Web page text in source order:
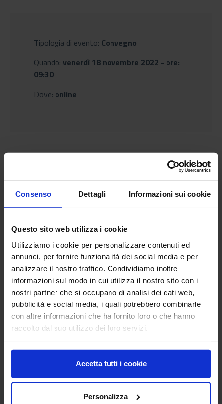
Consenso Dettagli Informazioni sui cookie
Questo sito web utilizza i cookie
Utilizziamo i cookie per personalizzare contenuti ed
annunci, per fornire funzionalità dei social media e per
analizzare il nostro traffico. Condividiamo inoltre
informazioni sul modo in cui utilizza il nostro sito con i
nostri partner che si occupano di analisi dei dati web,
pubblicità e social media, i quali potrebbero combinarle
con altre informazioni che ha fornito loro o che hanno
raccolto dal suo utilizzo dei loro servizi.
Accetta tutti i cookie
Personalizza
Tipologia di evento: Convegno
Quando: venerdì 18 novembre 2022 - ore:
09:30
Dove: online
Nella I sessione dell'evento verranno documentati gli aspetti
fitosanitari salienti della stagione vegetativa passata e le
l'impatto della siccità sulle colture e le evoluzioni delle
principali fitopatie nei vigneti.
La II sessione, invece, sarà incentrata sull'impiego dei
fitofarmaci e la nuova proposta di modifica alla normativa
comunitaria per una viticoltura sempre più sostenibile.
In allegato il flyer dell'evento
contattare:
doriana.faraon@crea.gov.it